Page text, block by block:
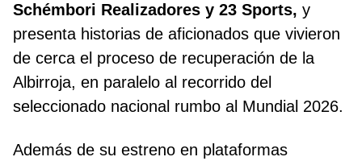
Schémbori Realizadores y 23 Sports, y
presenta historias de aficionados que vivieron
de cerca el proceso de recuperación de la
Albirroja, en paralelo al recorrido del
seleccionado nacional rumbo al Mundial 2026.
Además de su estreno en plataformas